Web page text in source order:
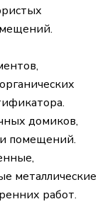
домиков,
помещений.
металлические
работ.